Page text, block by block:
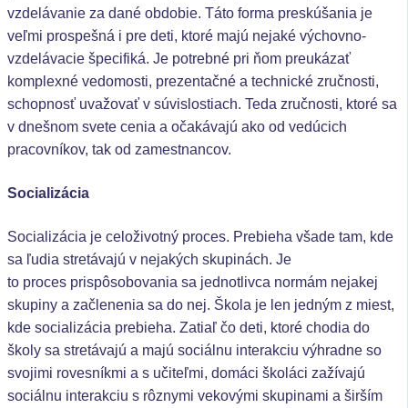
vzdelávanie za dané obdobie. Táto forma preskúšania je
veľmi prospešná i pre deti, ktoré majú nejaké výchovno-
vzdelávacie špecifiká. Je potrebné pri ňom preukázať
komplexné vedomosti, prezentačné a technické zručnosti,
schopnosť uvažovať v súvislostiach. Teda zručnosti, ktoré sa
v dnešnom svete cenia a očakávajú ako od vedúcich
pracovníkov, tak od zamestnancov.
Socializácia
Socializácia je celoživotný proces. Prebieha všade tam, kde
sa ľudia stretávajú v nejakých skupinách. Je
to proces prispôsobovania sa jednotlivca normám nejakej
skupiny a začlenenia sa do nej. Škola je len jedným z miest,
kde socializácia prebieha. Zatiaľ čo deti, ktoré chodia do
školy sa stretávajú a majú sociálnu interakciu výhradne so
svojimi rovesníkmi a s učiteľmi, domáci školáci zažívajú
sociálnu interakciu s rôznymi vekovými skupinami a širším